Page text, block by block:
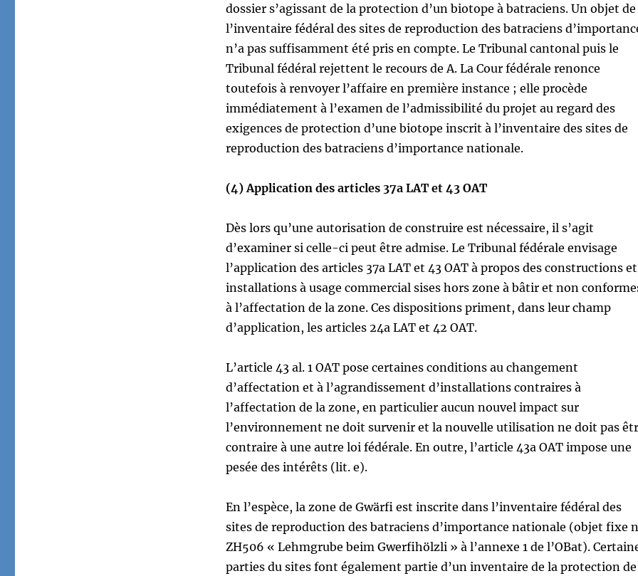
dossier s’agissant de la protection d’un biotope à batraciens. Un objet de
l’inventaire fédéral des sites de reproduction des batraciens
n’a pas suffisamment été pris en compte. Le Tribunal cantonal puis le
Tribunal fédéral rejettent le recours de A. La Cour fédérale renonce
toutefois à renvoyer l’affaire en première instance ; elle procède
immédiatement à l’examen de l’admissibilité du projet au regard des
exigences de protection d’une biotope inscrit à l’inventaire des sites de
reproduction des batraciens d’importance nationale.
(4) Application des articles 37a LAT et 43 OAT
Dès lors qu’une autorisation de construire est nécessaire, il s’agit
d’examiner si celle-ci peut être admise. Le Tribunal fédérale envisage
l’application des articles 37a LAT et 43 OAT à propos des constructions et
installations à usage commercial sises hors zone à bâtir et non
à l’affectation de la zone. Ces dispositions priment, dans leur champ
d’application, les articles 24a LAT et 42 OAT.
L’article 43 al. 1 OAT pose certaines conditions au changement
d’affectation et à l’agrandissement d’installations contraires à
l’affectation de la zone, en particulier aucun nouvel impact sur
l’environnement ne doit survenir et la nouvelle utilisation ne doit pas
contraire à une autre loi fédérale. En outre, l’article 43a OAT impose une
pesée des intérêts (lit. e).
En l’espèce, la zone de Gwärfi est inscrite dans l’inventaire fédéral des
sites de reproduction des batraciens d’importance nationale (objet fixe
ZH506 « Lehmgrube beim Gwerfihölzli » à l’annexe 1 de l’OBat).
parties du sites font également partie d’un inventaire de la protection de